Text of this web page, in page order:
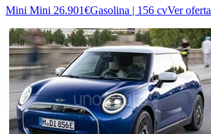
Mini Mini 26.901€Gasolina | 156 cvVer oferta